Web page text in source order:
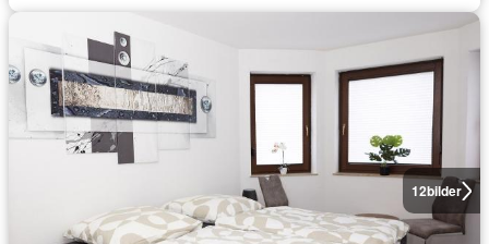
12bilder